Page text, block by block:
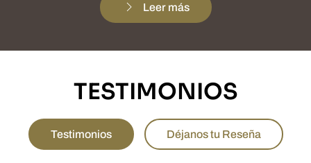
Leer más
TESTIMONIOS
Testimonios Déjanos tu Reseña